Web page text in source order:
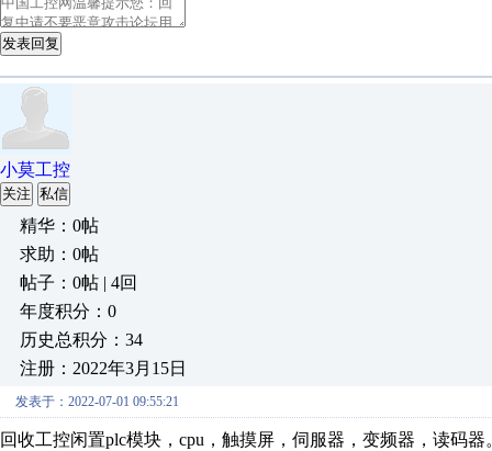
发表回复
小莫工控
关注 私信
精华：0帖
求助：0帖
帖子：0帖 | 4回
年度积分：0
历史总积分：34
注册：2022年3月15日
发表于：2022-07-01 09:55:21
回收工控闲置plc模块，cpu，触摸屏，伺服器，变频器，读码